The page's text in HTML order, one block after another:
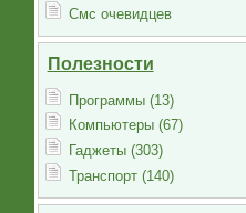
Смс очевидцев
Полезности
Программы (13)
Компьютеры (67)
Гаджеты (303)
Транспорт (140)